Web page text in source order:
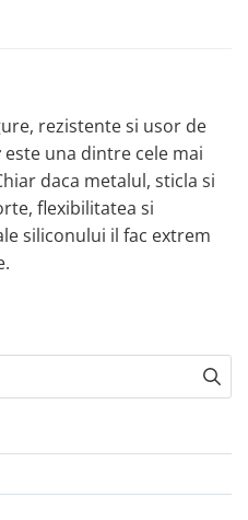
rezistente si usor de
este una dintre cele mai
daca metalul, sticla si
flexibilitatea si
siliconului il fac extrem